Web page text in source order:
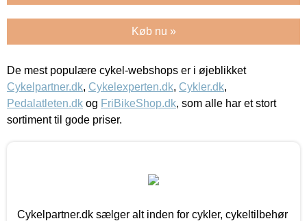
Køb nu »
De mest populære cykel-webshops er i øjeblikket
Cykelpartner.dk, Cykelexperten.dk, Cykler.dk,
Pedalatleten.dk og FriBikeShop.dk, som alle har et stort
sortiment til gode priser.
Cykelpartner.dk sælger alt inden for cykler, cykeltilbehør